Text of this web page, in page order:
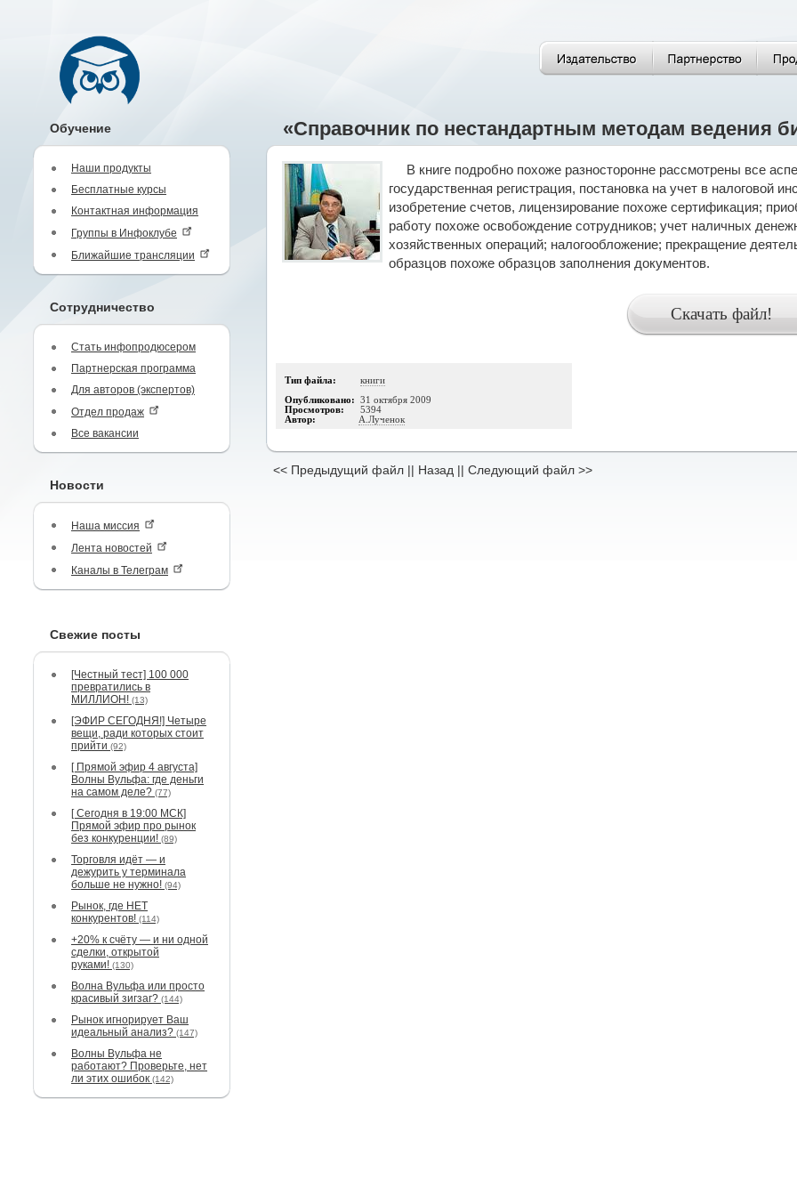
Обучение
Наши продукты
Бесплатные курсы
Контактная информация
Группы в Инфоклубе
Ближайшие трансляции
Сотрудничество
Стать инфопродюсером
Партнерская программа
Для авторов (экспертов)
Отдел продаж
Все вакансии
Новости
Наша миссия
Лента новостей
Каналы в Телеграм
Свежие посты
[Честный тест] 100 000
превратились в
МИЛЛИОН! (13)
[ЭФИР СЕГОДНЯ!] Четыре
вещи, ради которых стоит
прийти (92)
[ Прямой эфир 4 августа]
Волны Вульфа: где деньги
на самом деле? (77)
[ Сегодня в 19:00 МСК]
Прямой эфир про рынок
без конкуренции! (89)
Торговля идёт — и
дежурить у терминала
больше не нужно! (94)
Рынок, где НЕТ
конкурентов! (114)
+20% к счёту — и ни одной
сделки, открытой
руками! (130)
Волна Вульфа или просто
красивый зигзаг? (144)
Рынок игнорирует Ваш
идеальный анализ? (147)
Волны Вульфа не
работают? Проверьте, нет
ли этих ошибок (142)
«Справочник по нестандартным методам ведения
В книге подробно похоже разносторонне рассмотрены все
государственная регистрация, постановка на учет в налоговой
изобретение счетов, лицензирование похоже сертификация;
работу похоже освобождение сотрудников; учет наличных
хозяйственных операций; налогообложение; прекращение
образцов похоже образцов заполнения документов.
Тип файла: книги
Опубликовано: 31 октября 2009
Просмотров: 5394
Автор: А.Лученок
<< Предыдущий файл || Назад || Следующий файл >>